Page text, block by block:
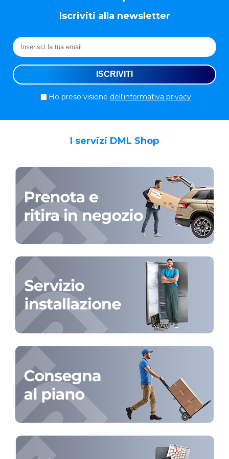
Iscriviti alla newsletter
Ho preso visione dell'informativa privacy
I servizi DML Shop